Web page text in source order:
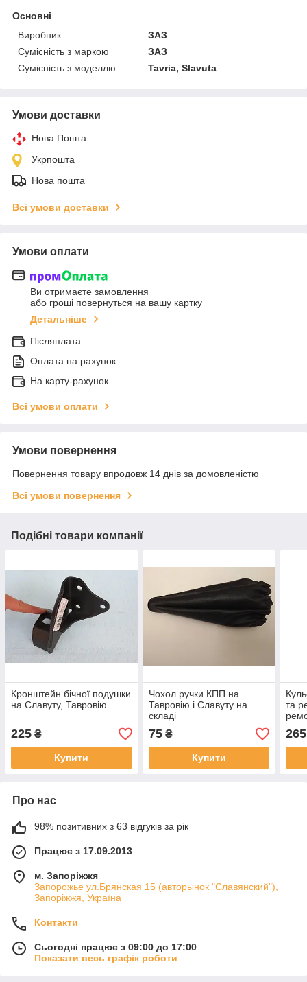
Основні
Виробник
ЗАЗ
Сумісність з маркою
ЗАЗ
Сумісність з моделлю
Tavria, Slavuta
Умови доставки
Нова Пошта
Укрпошта
Нова пошта
Всі умови доставки
Умови оплати
Ви отримаєте замовлення
або гроші повернуться на вашу картку
Детальніше
Післяплата
Оплата на рахунок
На карту-рахунок
Всі умови оплати
Умови повернення
Повернення товару впродовж 14 днів за домовленістю
Всі умови повернення
Подібні товари компанії
Кронштейн бічної подушки
на Славуту, Тавровію
225 ₴
Купити
Чохол ручки КПП на
Тавровію і Славуту на
складі
75₴
Купити
та
265
Про нас
98% позитивних з 63 відгуків за рік
Працює з 17.09.2013
м. Запоріжжя
Запорожье ул.Брянская 15 (авторынок "Славянский"),
Запоріжжя, Україна
Контакти
Сьогодні працює з 09:00 до 17:00
Показати весь графік роботи